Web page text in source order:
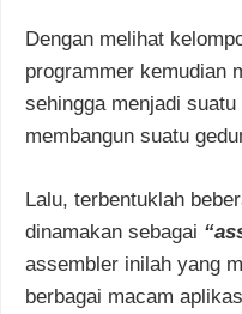
Dengan melihat
programmer kemudian
sehingga menjadi
membangun suatu
Lalu, terbentuklah
dinamakan sebagai
assembler inilah yang
berbagai macam